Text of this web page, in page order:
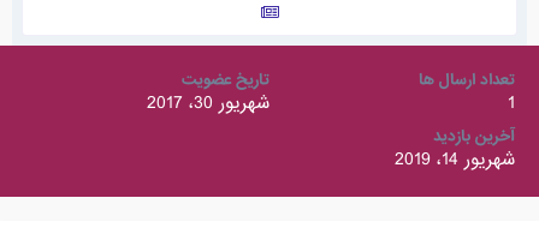
تعداد ارسال ها
1
تاریخ عضویت
شهریور 30، 2017
آخرین بازدید
شهریور 14، 2019